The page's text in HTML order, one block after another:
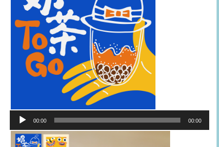
播
00:00 00:00